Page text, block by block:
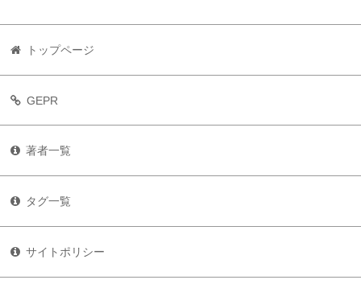
トップページ
GEPR
著者一覧
タグ一覧
サイトポリシー